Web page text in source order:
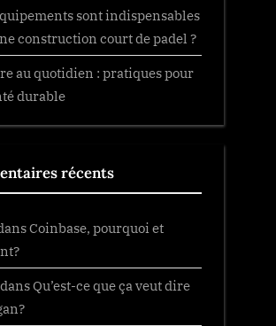
sont indispensables
construction court de padel ?
au quotidien : pratiques pour
durable
récents
Coinbase, pourquoi et
dansQu’est-ce que ça veut dire